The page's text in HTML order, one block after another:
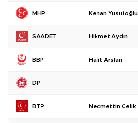
MHP Kenan Yusufoğlu
SAADET Hikmet Aydın
BBP Halit Arslan
DP
BTP Necmettin Çelik